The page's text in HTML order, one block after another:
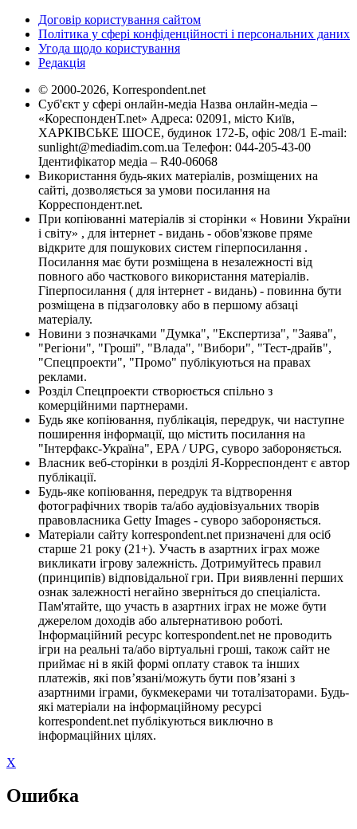
Договір користування сайтом
Політика у сфері конфіденційності і персональних даних
Угода щодо користування
Редакція
© 2000-2026, Korrespondent.net
Суб'єкт у сфері онлайн-медіа Назва онлайн-медіа –
«КореспонденТ.net» Адреса: 02091, місто Київ,
ХАРКІВСЬКЕ ШОСЕ, будинок 172-Б, офіс 208/1 E-mail:
sunlight@mediadim.com.ua Телефон: 044-205-43-00
Ідентифікатор медіа – R40-06068
Використання будь-яких матеріалів, розміщених на
сайті, дозволяється за умови посилання на
Корреспондент.net.
При копіюванні матеріалів зі сторінки « Новини України
і світу» , для інтернет - видань - обов'язкове пряме
відкрите для пошукових систем гіперпосилання .
Посилання має бути розміщена в незалежності від
повного або часткового використання матеріалів.
Гіперпосилання ( для інтернет - видань) - повинна бути
розміщена в підзаголовку або в першому абзаці
матеріалу.
Новини з позначками "Думка", "Експертиза", "Заява",
"Регіони", "Гроші", "Влада", "Вибори", "Тест-драйв",
"Спецпроекти", "Промо" публікуються на правах
реклами.
Розділ Спецпроекти створюється спільно з
комерційними партнерами.
Будь яке копіювання, публікація, передрук, чи наступне
поширення інформації, що містить посилання на
"Інтерфакс-Україна", EPA / UPG, суворо забороняється.
Власник веб-сторінки в розділі Я-Корреспондент є автор
публікації.
Будь-яке копіювання, передрук та відтворення
фотографічних творів та/або аудіовізуальних творів
правовласника Getty Images - суворо забороняється.
Матеріали сайту korrespondent.net призначені для осіб
старше 21 року (21+). Участь в азартних іграх може
викликати ігрову залежність. Дотримуйтесь правил
(принципів) відповідальної гри. При виявленні перших
ознак залежності негайно зверніться до спеціаліста.
Пам'ятайте, що участь в азартних іграх не може бути
джерелом доходів або альтернативою роботі.
Інформаційний ресурс korrespondent.net не проводить
ігри на реальні та/або віртуальні гроші, також сайт не
приймає ні в якій формі оплату ставок та інших
платежів, які пов’язані/можуть бути пов’язані з
азартними іграми, букмекерами чи тоталізаторами. Будь-
які матеріали на інформаційному ресурсі
korrespondent.net публікуються виключно в
інформаційних цілях.
X
Ошибка